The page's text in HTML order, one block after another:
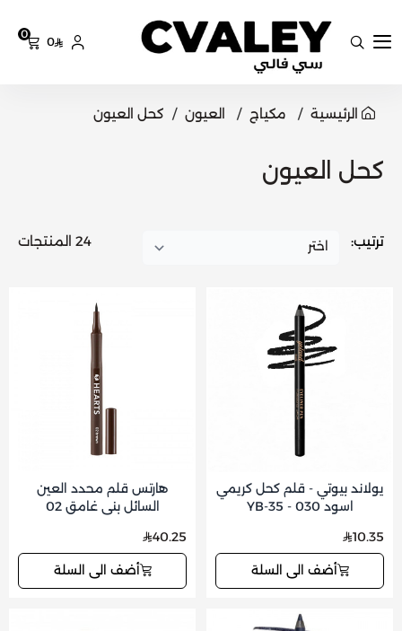
سي فالي
0
0
الرئيسية مكياج العيون كحل العيون
كحل العيون
ترتيب: 24 المنتجات
يولاند بيوتي - قلم كحل كريمي
اسود 030 - YB-35
10.35
أضف الى السلة
هارتس قلم محدد العين
السائل بني غامق 02
40.25
أضف الى السلة